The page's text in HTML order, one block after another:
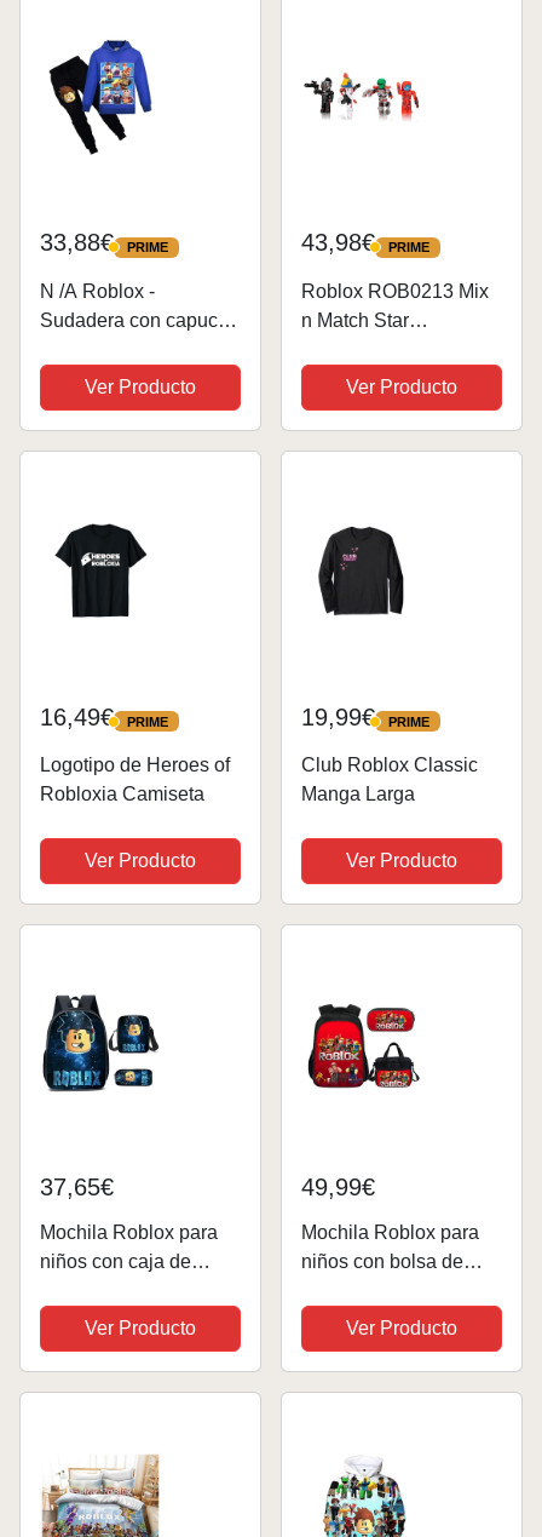
33,88€ PRIME
PRIME
N /A Roblox -
Sudadera con capucha
dibujos animados azul
Talla única
Ver Producto
43,98€ PRIME
PRIME
Roblox ROB0213 Mix
n Match Star
color/modelo surtido
Ver Producto
16,49€ PRIME
PRIME
Logotipo de Heroes of
Robloxia Camiseta
Ver Producto
19,99€ PRIME
PRIME
Club Roblox Classic
Manga Larga
Ver Producto
37,65€
Mochila Roblox para
niños con caja de
para lápices bolsa de
libros para estudiantes
para niños mochila
Ver Producto
49,99€
Mochila Roblox para
niños con bolsa de
estuche escolar
Ver Producto